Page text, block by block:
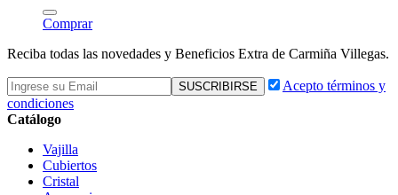
Comprar
Reciba todas las novedades y Beneficios Extra de Carmiña Villegas.
Acepto términos y
condiciones
Catálogo
Vajilla
Cubiertos
Cristal